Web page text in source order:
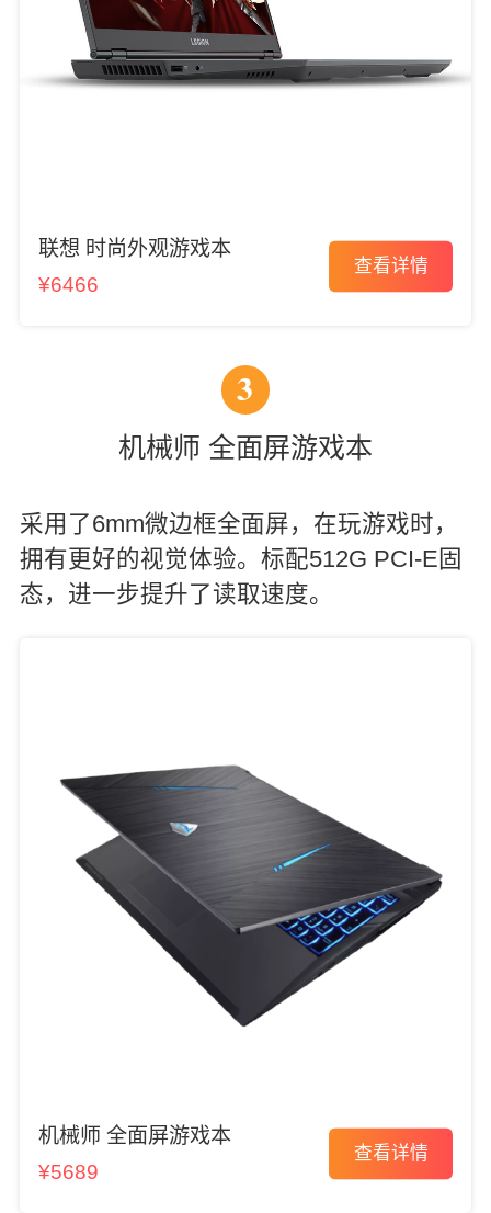
联想 时尚外观游戏本
¥6466
查看详情
3
机械师 全面屏游戏本
采用了6mm微边框全面屏，在玩游戏时，
拥有更好的视觉体验。标配512G PCI-E固
态，进一步提升了读取速度。
机械师 全面屏游戏本
¥5689
查看详情